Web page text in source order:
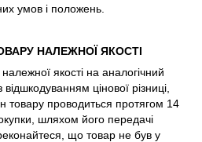
умов і положень.
НАЛЕЖНОЇ ЯКОСТІ
якості на аналогічний
цінової різниці,
товару проводиться протягом 14
шляхом його передачі
що товар не був у